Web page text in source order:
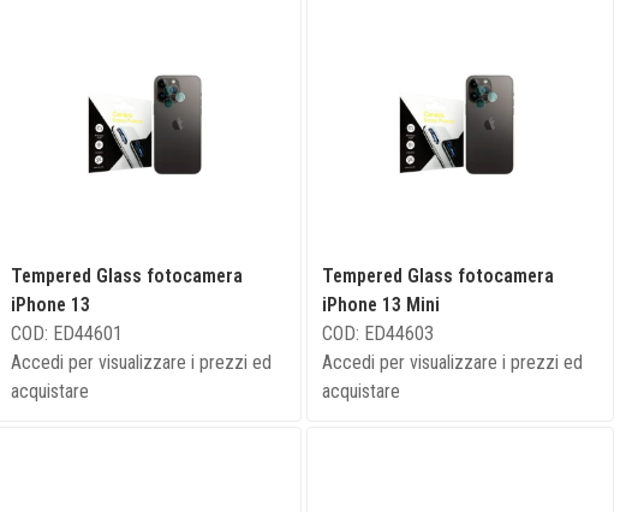
Tempered Glass fotocamera
iPhone 13
COD: ED44601
Accedi per visualizzare i prezzi ed
acquistare
Tempered Glass fotocamera
iPhone 13 Mini
COD: ED44603
Accedi per visualizzare i prezzi ed
acquistare